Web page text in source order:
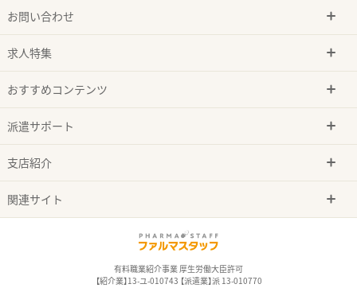
お問い合わせ
求人特集
おすすめコンテンツ
派遣サポート
支店紹介
関連サイト
有料職業紹介事業 厚生労働大臣許可
【紹介業】13-ユ-010743 【派遣業】派 13-010770